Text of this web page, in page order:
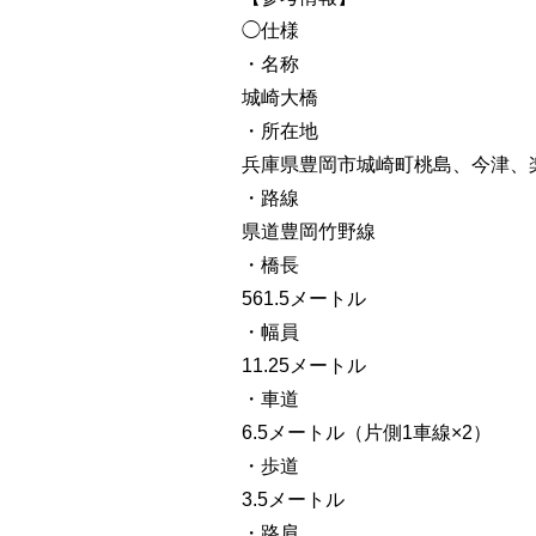
◯仕様
・名称
城崎大橋
・所在地
兵庫県豊岡市城崎町桃島、今津、
・路線
県道豊岡竹野線
・橋長
561.5メートル
・幅員
11.25メートル
・車道
6.5メートル（片側1車線×2）
・歩道
3.5メートル